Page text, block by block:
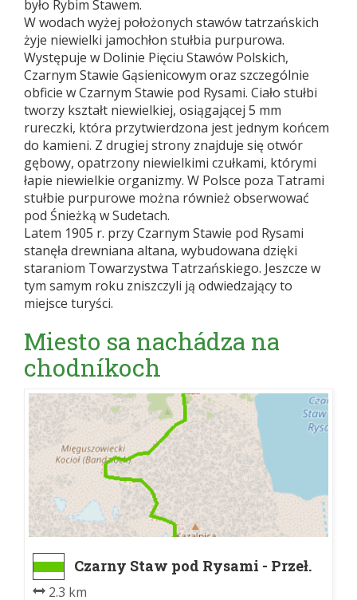
było Rybim Stawem.
W wodach wyżej położonych stawów tatrzańskich
żyje niewielki jamochłon stułbia purpurowa.
Występuje w Dolinie Pięciu Stawów Polskich,
Czarnym Stawie Gąsienicowym oraz szczególnie
obficie w Czarnym Stawie pod Rysami. Ciało stułbi
tworzy kształt niewielkiej, osiągającej 5 mm
rureczki, która przytwierdzona jest jednym końcem
do kamieni. Z drugiej strony znajduje się otwór
gębowy, opatrzony niewielkimi czułkami, którymi
łapie niewielkie organizmy. W Polsce poza Tatrami
stułbie purpurowe można również obserwować
pod Śnieżką w Sudetach.
Latem 1905 r. przy Czarnym Stawie pod Rysami
stanęła drewniana altana, wybudowana dzięki
staraniom Towarzystwa Tatrzańskiego. Jeszcze w
tym samym roku zniszczyli ją odwiedzający to
miejsce turyści.
Miesto sa nachádza na
chodníkoch
Czarny Staw pod Rysami - Przeł.
pod Chłopkiem
2.3 km